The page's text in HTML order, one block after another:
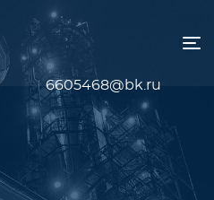
6605468@bk.ru